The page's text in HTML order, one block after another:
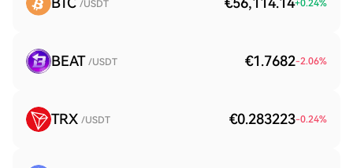
/USDT +0.24%
BEAT /USDT €1.7682-2.06%
TRX /USDT €0.283223-0.24%